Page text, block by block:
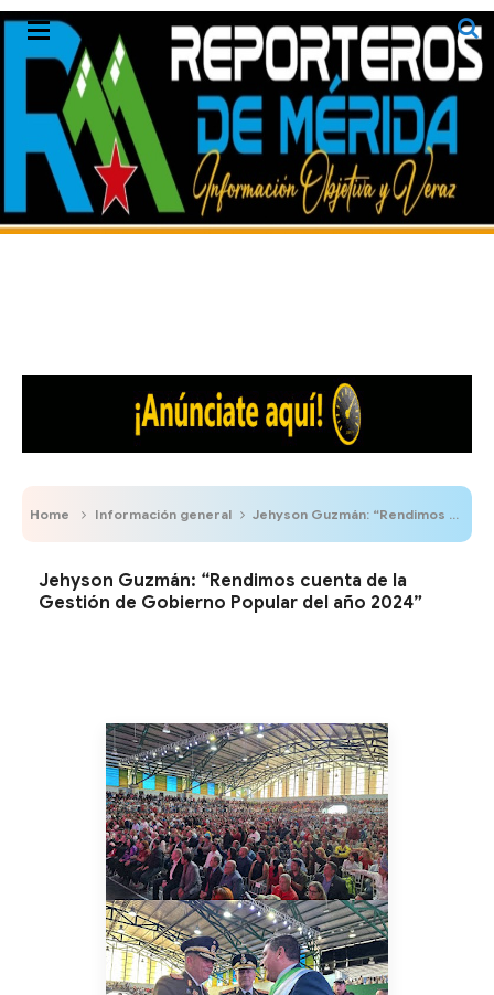
Home Información general Jehyson Guzmán: “Rendimos cuenta de la Gestión de Gobierno Popular del año 2024”
Jehyson Guzmán: “Rendimos cuenta de la
Gestión de Gobierno Popular del año 2024”